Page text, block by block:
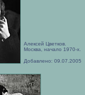
Алексей Цветков.
Москва, начало 1970-х.
Добавлено: 09.07.2005